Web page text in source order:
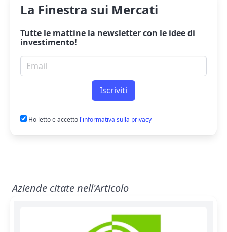
La Finestra sui Mercati
Tutte le mattine la newslettercon le idee di
investimento!
Email per newsletter
Iscriviti
Ho letto e accetto l'informativa sulla privacy
Aziende citate nell'Articolo